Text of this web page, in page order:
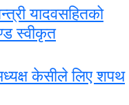
यादवसहितको
स्वीकृत
केसीले लिए शपथ